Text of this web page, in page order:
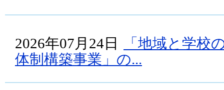
2026年07月24日
「地域と学校
体制構築事業」の...